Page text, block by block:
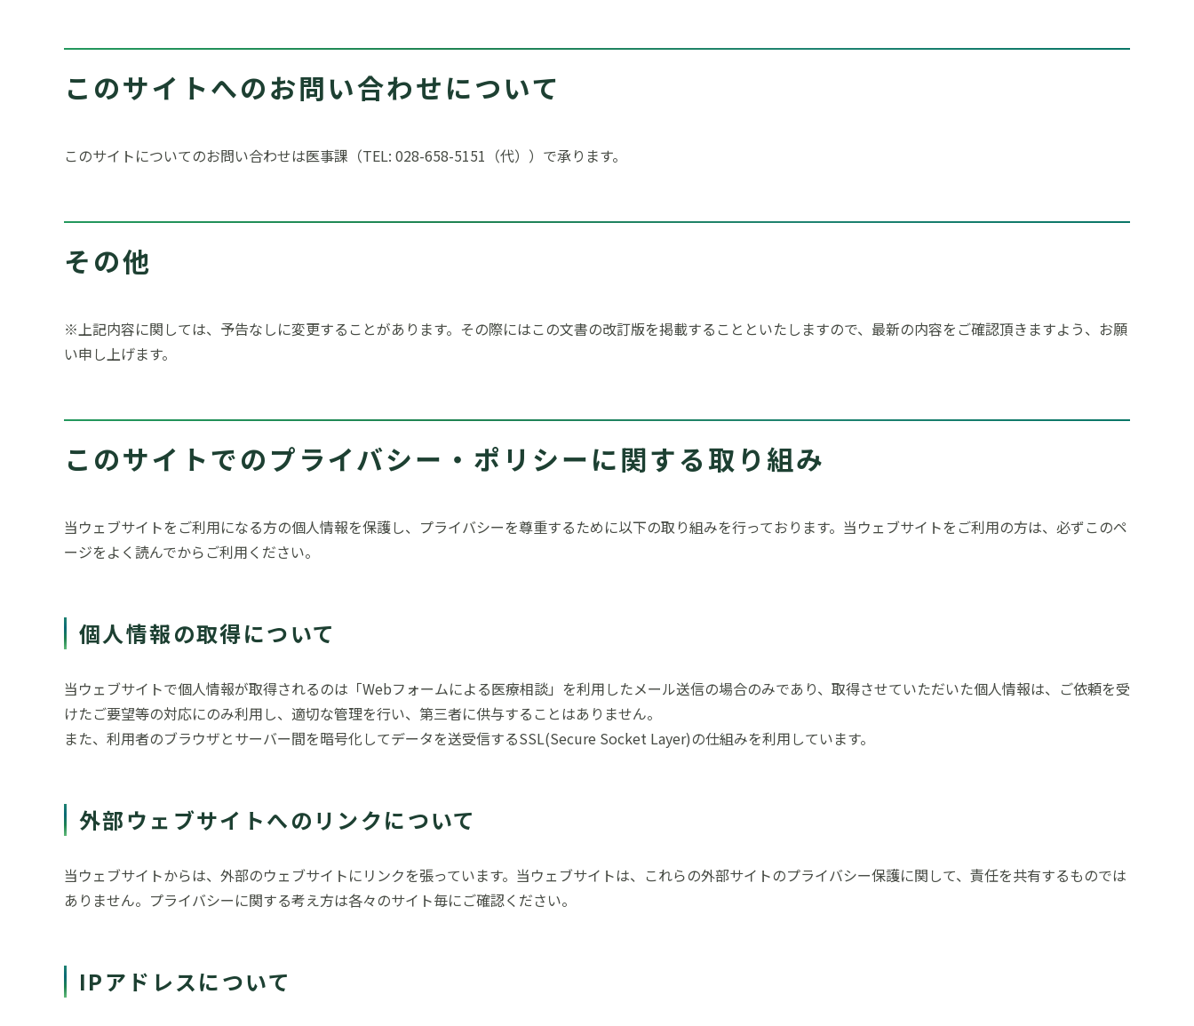
このサイトへのお問い合わせについて
このサイトについてのお問い合わせは医事課（TEL: 028-658-5151（代））で承ります。
その他
※上記内容に関しては、予告なしに変更することがあります。その際にはこの文書の改訂版を掲載することといたしますので、最新の内容をご確認頂きますよう、お願
い申し上げます。
このサイトでのプライバシー・ポリシーに関する取り組み
当ウェブサイトをご利用になる方の個人情報を保護し、プライバシーを尊重するために以下の取り組みを行っております。当ウェブサイトをご利用の方は、必ずこのペ
ージをよく読んでからご利用ください。
個人情報の取得について
当ウェブサイトで個人情報が取得されるのは「Webフォームによる医療相談」を利用したメール送信の場合のみであり、取得させていただいた個人情報は、ご依頼を受
けたご要望等の対応にのみ利用し、適切な管理を行い、第三者に供与することはありません。
また、利用者のブラウザとサーバー間を暗号化してデータを送受信するSSL(Secure Socket Layer)の仕組みを利用しています。
外部ウェブサイトへのリンクについて
当ウェブサイトからは、外部のウェブサイトにリンクを張っています。当ウェブサイトは、これらの外部サイトのプライバシー保護に関して、責任を共有するものでは
ありません。プライバシーに関する考え方は各々のサイト毎にご確認ください。
IPアドレスについて